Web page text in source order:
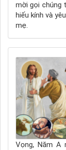
mời gọi chúng
hiếu kính và
mẹ.
Vọng, Năm A